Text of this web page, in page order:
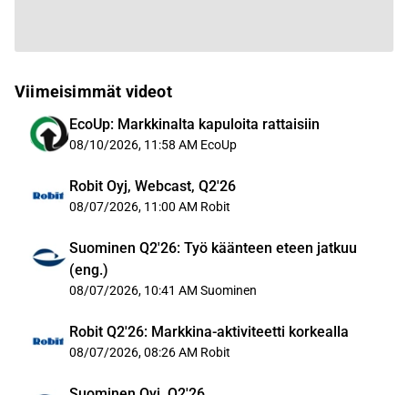
Viimeisimmät videot
EcoUp: Markkinalta kapuloita rattaisiin
08/10/2026, 11:58 AM EcoUp
Robit Oyj, Webcast, Q2'26
08/07/2026, 11:00 AM Robit
Suominen Q2'26: Työ käänteen eteen jatkuu
(eng.)
08/07/2026, 10:41 AM Suominen
Robit Q2'26: Markkina-aktiviteetti korkealla
08/07/2026, 08:26 AM Robit